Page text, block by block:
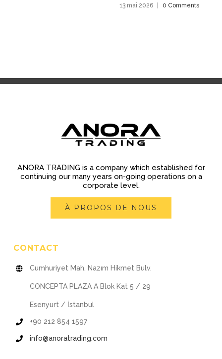
13 mai 2026 0 Comments
ANORA TRADING is a company which established for
continuing our many years on-going operations on a
corporate level.
À PROPOS DE NOUS
CONTACT
Cumhuriyet Mah. Nazım Hikmet Bulv.
CONCEPTA PLAZA A Blok Kat 5 / 29
Esenyurt / İstanbul
+90 212 854 1597
info@anoratrading.com